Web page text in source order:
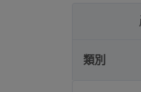
類別